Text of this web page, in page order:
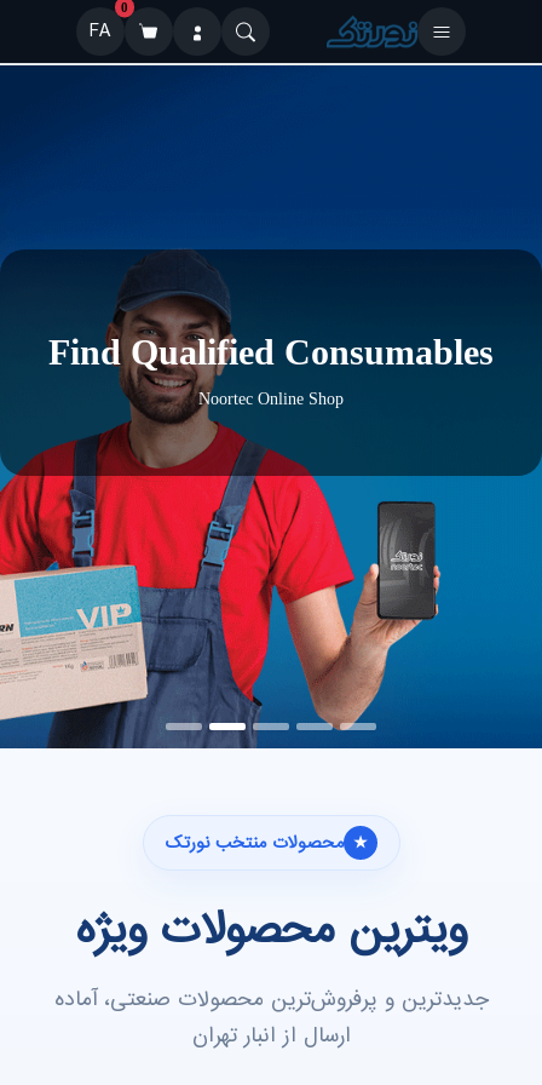
0
FA
Find Qualified Consumables
Noortec Online Shop
محصولات منتخب نورتک
ویترین محصولات ویژه
جدیدترین و پرفروش‌ترین محصولات صنعتی، آماده
ارسال از انبار تهران